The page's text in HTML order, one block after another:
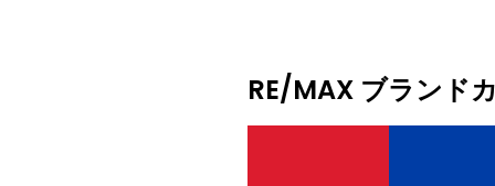
RE/MAX ブランド